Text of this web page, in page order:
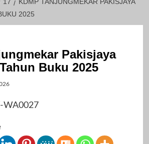
17
KDMP TANJUNGMEKAR PAKISJAYA
2025
Pakisjaya
Buku 2025